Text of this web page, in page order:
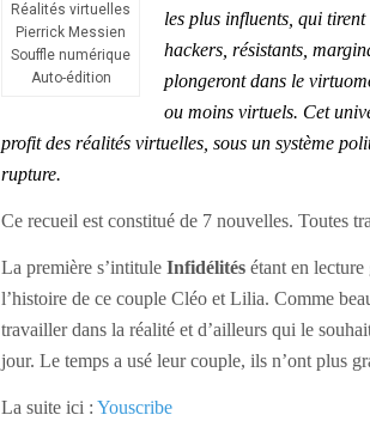
Réalités virtuelles
Pierrick Messien
Souffle numérique
Auto-édition
les plus influents, qui tirent
hackers, résistants,
plongeront dans le
ou moins virtuels. Cet
profit des réalités virtuelles, sous un système
rupture.
Ce recueil est constitué de 7 nouvelles. Toutes
La première s’intitule Infidélités étant en lecture
l’histoire de ce couple Cléo et Lilia. Comme
travailler dans la réalité et d’ailleurs qui le
jour. Le temps a usé leur couple, ils n’ont plus
La suite ici : Youscribe